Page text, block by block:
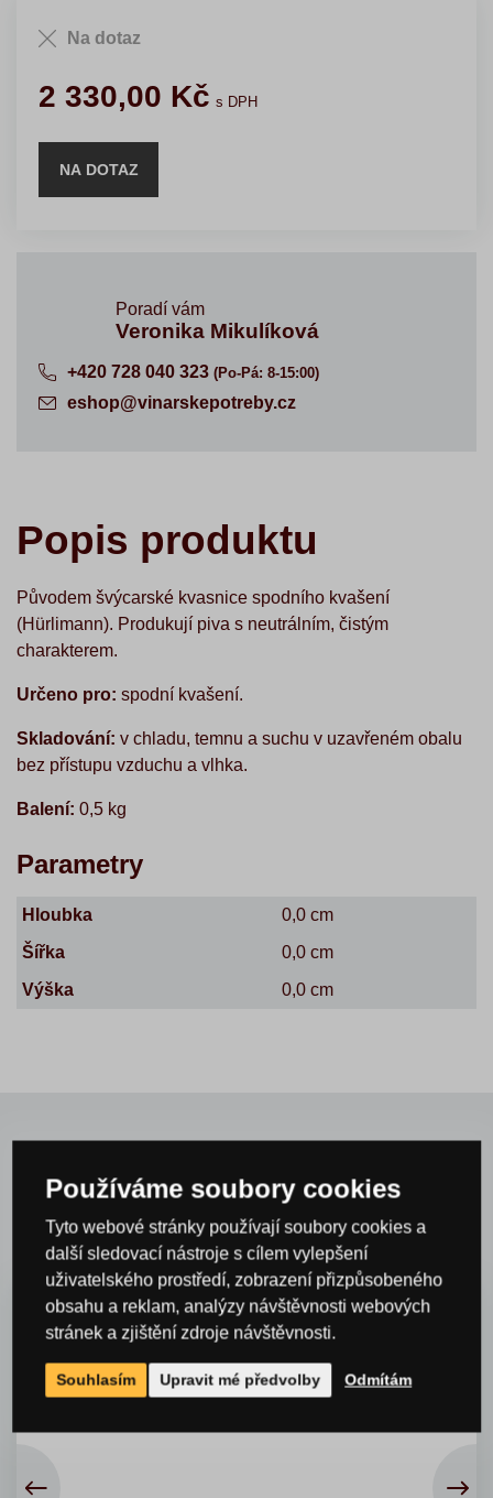
Na dotaz
2 330,00 Kč s DPH
NA DOTAZ
Poradí vám
Veronika Mikulíková
+420 728 040 323 (Po-Pá: 8-15:00)
eshop@vinarskepotreby.cz
Popis produktu
Původem švýcarské kvasnice spodního kvašení
(Hürlimann). Produkují piva s neutrálním, čistým
charakterem.
Určeno pro: spodní kvašení.
Skladování: v chladu, temnu a suchu v uzavřeném obalu
bez přístupu vzduchu a vlhka.
Balení: 0,5 kg
Parametry
Hloubka
0,0 cm
Šířka
0,0 cm
Výška
0,0 cm
Související a příbuzné
produkty
Používáme soubory cookies
Tyto webové stránky používají soubory cookies a
další sledovací nástroje s cílem vylepšení
uživatelského prostředí, zobrazení přizpůsobeného
obsahu a reklam, analýzy návštěvnosti webových
stránek a zjištění zdroje návštěvnosti.
Souhlasím Upravit mé předvolby Odmítám